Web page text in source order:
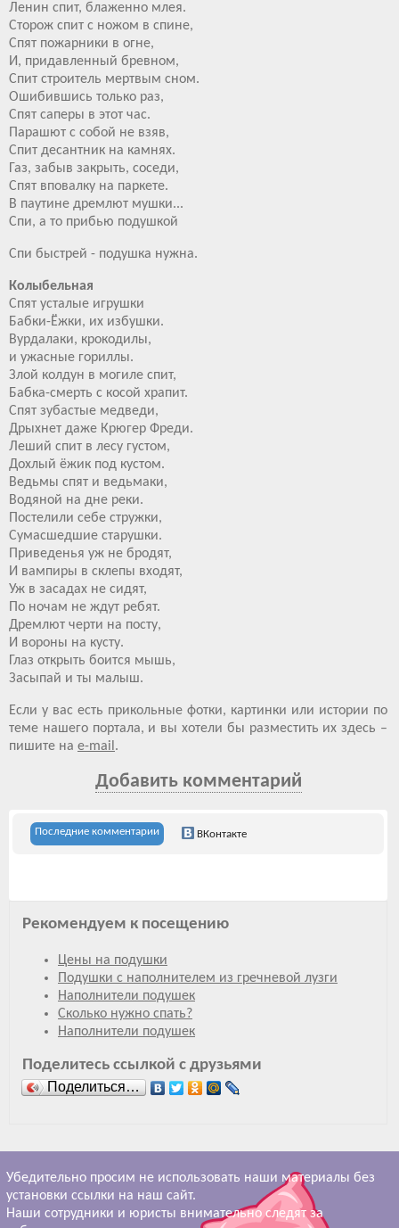
Ленин спит, блаженно млея.
Сторож спит с ножом в спине,
Спят пожарники в огне,
И, придавленный бревном,
Спит строитель мертвым сном.
Ошибившись только раз,
Спят саперы в этот час.
Парашют с собой не взяв,
Спит десантник на камнях.
Газ, забыв закрыть, соседи,
Спят вповалку на паркете.
В паутине дремлют мушки...
Спи, а то прибью подушкой
Спи быстрей - подушка нужна.
Колыбельная
Спят усталые игрушки
Бабки-Ёжки, их избушки.
Вурдалаки, крокодилы,
и ужасные гориллы.
Злой колдун в могиле спит,
Бабка-смерть с косой храпит.
Спят зубастые медведи,
Дрыхнет даже Крюгер Фреди.
Леший спит в лесу густом,
Дохлый ёжик под кустом.
Ведьмы спят и ведьмаки,
Водяной на дне реки.
Постелили себе стружки,
Сумасшедшие старушки.
Приведенья уж не бродят,
И вампиры в склепы входят,
Уж в засадах не сидят,
По ночам не ждут ребят.
Дремлют черти на посту,
И вороны на кусту.
Глаз открыть боится мышь,
Засыпай и ты малыш.
Если у вас есть прикольные фотки, картинки или истории по
теме нашего портала, и вы хотели бы разместить их здесь –
пишите на e-mail .
Добавить комментарий
Последние комментарии ВКонтакте
Рекомендуем к посещению
Цены на подушки
Подушки с наполнителем из гречневой лузги
Наполнители подушек
Сколько нужно спать?
Наполнители подушек
Поделитесь ссылкой с друзьями
Поделиться…
Убедительно просим не использовать наши материалы без
установки ссылки на наш сайт.
Наши сотрудники и юристы внимательно следят за